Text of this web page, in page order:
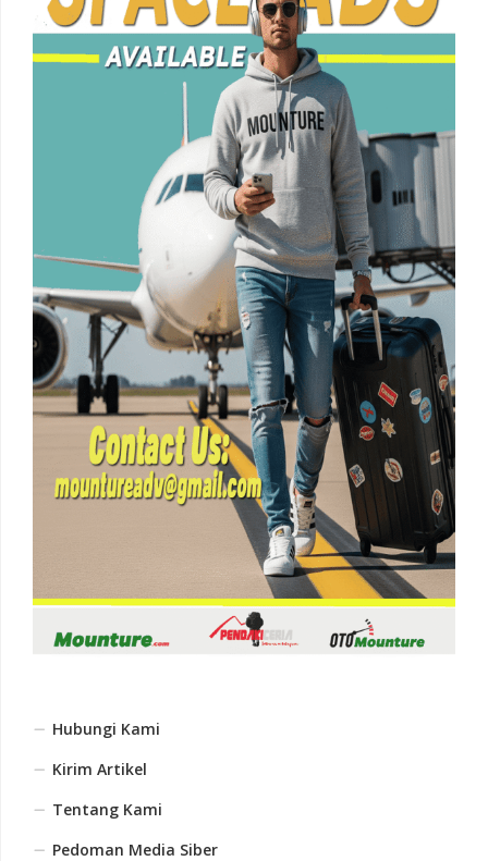
Hubungi Kami
Kirim Artikel
Tentang Kami
Pedoman Media Siber